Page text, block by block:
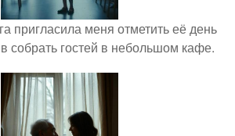
пригласила меня отметить её день
собрать гостей в небольшом кафе.